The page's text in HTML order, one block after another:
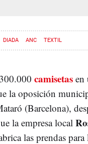
DIADA ANC TEXTIL
camisetas en
la oposición
(Barcelona),
la empresa local
las prendas